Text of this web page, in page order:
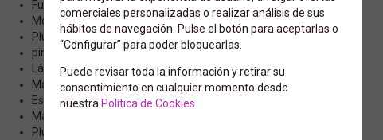
Fusta con pluma negra.
Mordaza transpirable.
Plug anal principiante 9 cm.
pinzas para pezones.
Látigo azotador de piel negro.
Máscara satinada.
Esposas de metal.
Masajeador con accesorios edición mini.
Pluma del amor
comerciales personalizadas o realizar análisis de sus
hábitos de navegación. Pulse el botón para aceptarlas o
“Configurar” para poder bloquearlas.
Puede revisar toda la información y retirar su
consentimiento en cualquier momento desde
nuestra Política de Cookies